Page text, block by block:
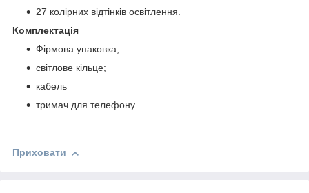
27 колірних відтінків освітлення.
Комплектація
Фірмова упаковка;
світлове кільце;
кабель
тримач для телефону
Приховати